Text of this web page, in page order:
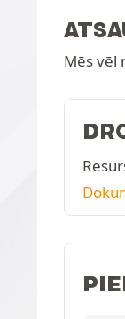
Mēs vēl